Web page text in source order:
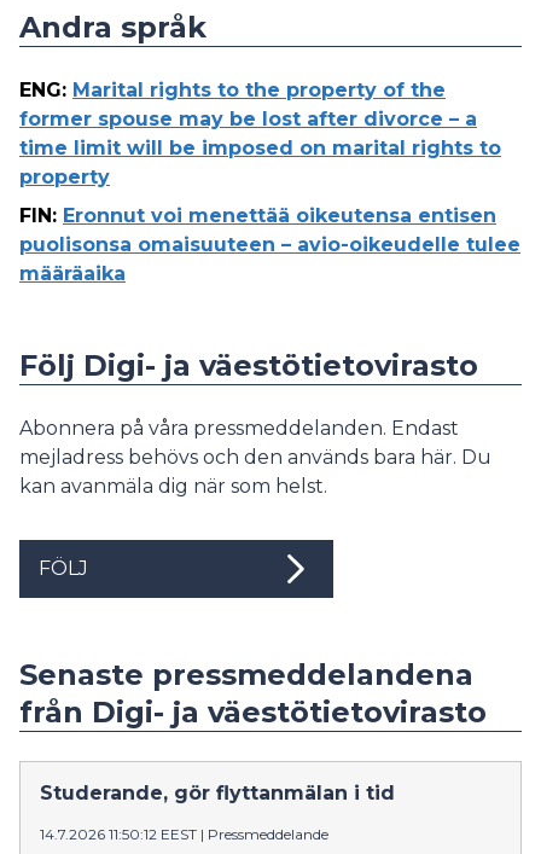
Andra språk
ENG: Marital rights to the property of the
former spouse may be lost after divorce – a
time limit will be imposed on marital rights to
property
FIN : Eronnut voi menettää oikeutensa entisen
puolisonsa omaisuuteen – avio-oikeudelle tulee
määräaika
Följ Digi- ja väestötietovirasto
Abonnera på våra pressmeddelanden. Endast
mejladress behövs och den används bara här. Du
kan avanmäla dig när som helst.
FÖLJ
Senaste pressmeddelandena
från Digi- ja väestötietovirasto
Studerande, gör flyttanmälan i tid
14.7.2026 11:50:12 EEST | Pressmeddelande